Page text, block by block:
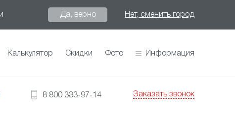
Да, верно Нет, сменить город
Калькулятор Скидки Фото Информация
8 800 333-97-14 Заказать звонок